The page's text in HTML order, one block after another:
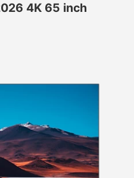
4K 65 inch